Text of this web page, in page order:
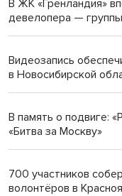
Новосибирский
В ЖК «Гренландия»
девелопера —
Видеозапись
в Новосибирской
В память о подвиге:
«Битва за Москву»
700 участников
волонтёров в